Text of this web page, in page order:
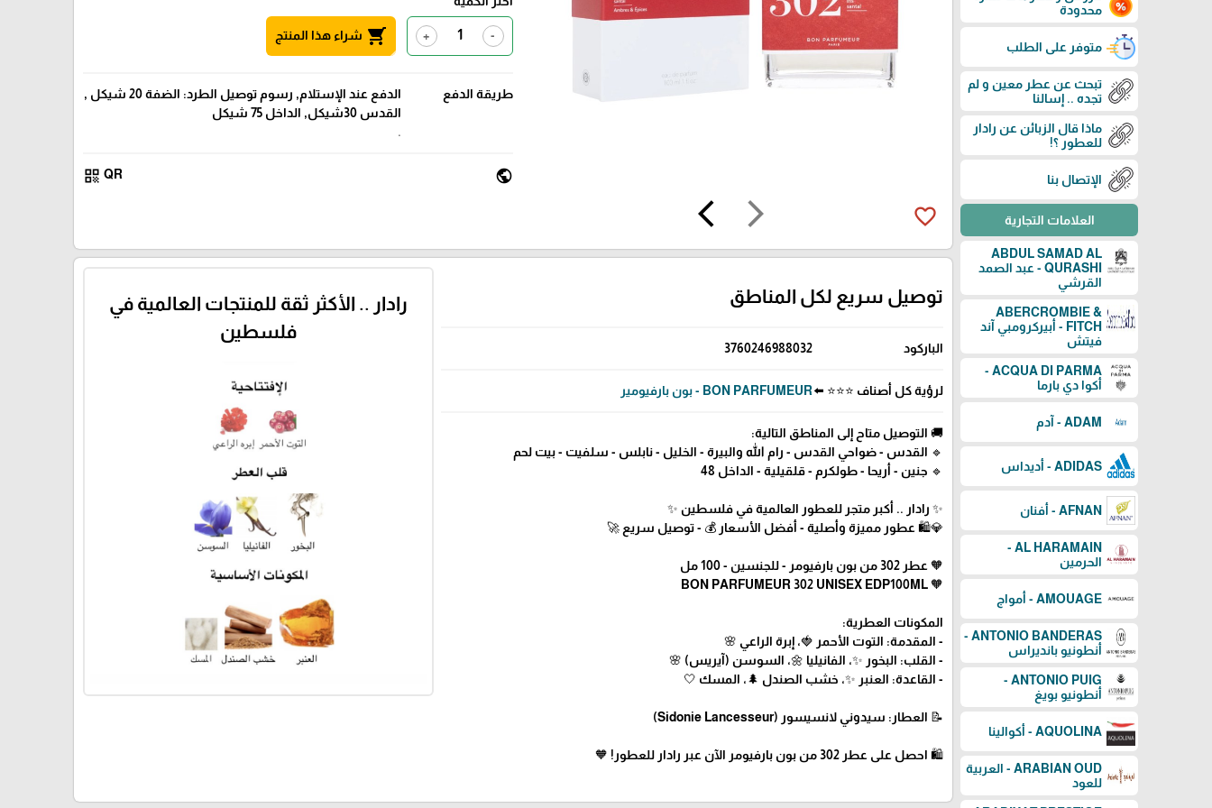
محدودة
متوفر على الطلب
تبحث عن عطر معين و لم
تجده .. إسالنا
ماذا قال الزبائن عن رادار
للعطور ؟!
الإتصال بنا
العلامات التجارية
ABDUL SAMAD AL
QURASHI - عبد الصمد
القرشي
ABERCROMBIE &
FITCH - أبيركرومبي آند
فيتش
ACQUA DI PARMA -
أكوا دي بارما
ADAM - آدم
ADIDAS - أديداس
AFNAN - أفنان
AL HARAMAIN -
الحرمين
AMOUAGE - أمواج
ANTONIO BANDERAS -
أنطونيو بانديراس
ANTONIO PUIG -
أنطونيو بويغ
AQUOLINA - أكوالينا
ARABIAN OUD - العربية
للعود
arrow_forward_ios
arrow_back_ios favorite_border
-
+
shopping_cart شراء هذا المنتج
طريقة الدفع
الدفع عند الإستلام, رسوم توصيل الطرد: الضفة 20 شيكل ,
القدس 30شيكل, الداخل 75 شيكل
.
public
QR
qr_code
توصيل سريع لكل المناطق
الباركود 3760246988032
لرؤية كل أصناف ⭐⭐⭐ ⬅️BON PARFUMEUR - بون بارفيومير
🚚 التوصيل متاح إلى المناطق التالية:
🔹 القدس - ضواحي القدس - رام الله والبيرة - الخليل - نابلس - سلفيت - بيت لحم
🔹 جنين - أريحا - طولكرم - قلقيلية - الداخل 48
✨ رادار .. أكبر متجر للعطور العالمية في فلسطين ✨
💎🛍️ عطور مميزة وأصلية - أفضل الأسعار 💰 - توصيل سريع 🚀
🧡 عطر 302 من بون بارفيومر - للجنسين - 100 مل
🧡 BON PARFUMEUR 302 UNISEX EDP100ML
المكونات العطرية:
- المقدمة: التوت الأحمر 🍓، إبرة الراعي 🌸
- القلب: البخور ✨، الفانيليا 🌼، السوسن (آيريس) 🌸
- القاعدة: العنبر ✨، خشب الصندل 🌲، المسك 🤍
📝 العطار: سيدوني لانسيسور (Sidonie Lancesseur)
🛍 احصل على عطر 302 من بون بارفيومر الآن عبر رادار للعطور! 🧡
رادار .. الأكثر ثقة للمنتجات العالمية في
فلسطين